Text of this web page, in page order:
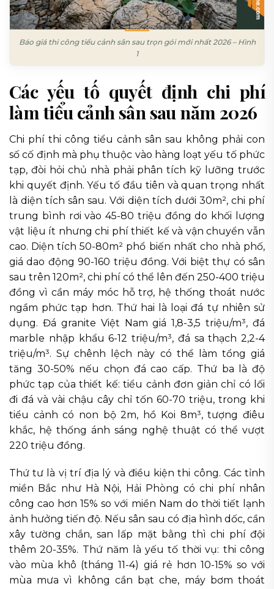
Báo giá thi công tiểu cảnh sân sau trọn gói mới nhất 2026 – Hình
1
Các yếu tố quyết định chi phí
làm tiểu cảnh sân sau năm 2026
Chi phí thi công tiểu cảnh sân sau không phải con
số cố định mà phụ thuộc vào hàng loạt yếu tố phức
tạp, đòi hỏi chủ nhà phải phân tích kỹ lưỡng trước
khi quyết định. Yếu tố đầu tiên và quan trọng nhất
là diện tích sân sau. Với diện tích dưới 30m², chi phí
trung bình rơi vào 45-80 triệu đồng do khối lượng
vật liệu ít nhưng chi phí thiết kế và vận chuyển vẫn
cao. Diện tích 50-80m² phổ biến nhất cho nhà phố,
giá dao động 90-160 triệu đồng. Với biệt thự có sân
sau trên 120m², chi phí có thể lên đến 250-400 triệu
đồng vì cần máy móc hỗ trợ, hệ thống thoát nước
ngầm phức tạp hơn. Thứ hai là loại đá tự nhiên sử
dụng. Đá granite Việt Nam giá 1,8-3,5 triệu/m³, đá
marble nhập khẩu 6-12 triệu/m³, đá sa thạch 2,2-4
triệu/m³. Sự chênh lệch này có thể làm tổng giá
tăng 30-50% nếu chọn đá cao cấp. Thứ ba là độ
phức tạp của thiết kế: tiểu cảnh đơn giản chỉ có lối
đi đá và vài chậu cây chỉ tốn 60-70 triệu, trong khi
tiểu cảnh có non bộ 2m, hồ Koi 8m³, tượng điêu
khắc, hệ thống ánh sáng nghệ thuật có thể vượt
220 triệu đồng.
Thứ tư là vị trí địa lý và điều kiện thi công. Các tỉnh
miền Bắc như Hà Nội, Hải Phòng có chi phí nhân
công cao hơn 15% so với miền Nam do thời tiết lạnh
ảnh hưởng tiến độ. Nếu sân sau có địa hình dốc, cần
xây tường chắn, san lấp mặt bằng thì chi phí đội
thêm 20-35%. Thứ năm là yếu tố thời vụ: thi công
vào mùa khô (tháng 11-4) giá rẻ hơn 10-15% so với
mùa mưa vì không cần bạt che, máy bơm thoát